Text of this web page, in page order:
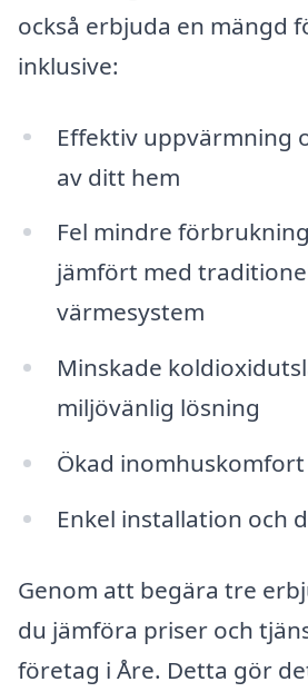
också erbjuda en mängd
inklusive:
Effektiv uppvärmning
av ditt hem
Fel mindre
jämfört med
värmesystem
Minskade
miljövänlig lösning
Ökad
Enkel installation och
Genom att begära tre
du jämföra priser och
företag i Åre. Detta gör